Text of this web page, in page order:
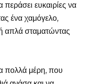
ευκαιρίες να
ένα χαμόγελο,
απλά σταματώντας
πολλά μέρη, που